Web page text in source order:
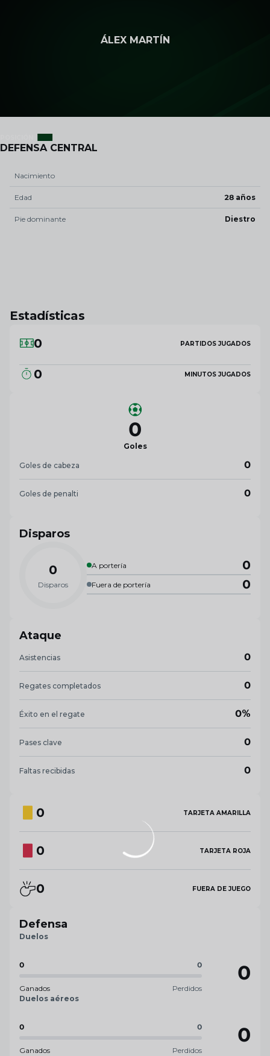
ÁLEX MARTÍN
4
DEFENSA CENTRAL
Nacimiento
Edad 28 años
Pie dominante Diestro
Estadísticas
0
PARTIDOS JUGADOS
0 MINUTOS JUGADOS
0
Goles
Goles de cabeza 0
Goles de penalti 0
Disparos
0
Disparos
A portería 0
Fuera de portería 0
Ataque
Asistencias 0
Regates completados 0
Éxito en el regate 0%
Pases clave 0
Faltas recibidas 0
0 TARJETA AMARILLA
0 TARJETA ROJA
0 FUERA DE JUEGO
Defensa
Duelos
0 0
Ganados Perdidos
0
Duelos aéreos
0 0
Ganados Perdidos
0